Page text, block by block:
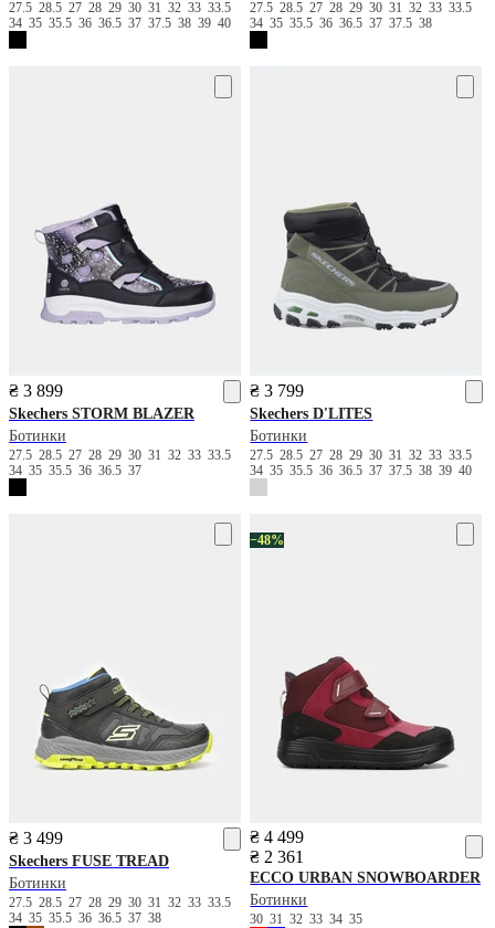
27.5 28.5 27 28 29 30 31 32 33 33.5
34 35 35.5 36 36.5 37 37.5 38 39 40
27.528.52728293031323333.5
343535.53636.53737.538
₴ 3 899
Skechers STORM BLAZER
Ботинки
27.5 28.5 27 28 29 30 31 32 33 33.5
34 35 35.5 36 36.5 37
₴ 3 799
Skechers D'LITES
Ботинки
27.528.52728293031323333.5
343535.53636.53737.5383940
₴ 3 499
Skechers FUSE TREAD
Ботинки
27.5 28.5 27 28 29 30 31 32 33 33.5
34 35 35.5 36 36.5 37 38
−48%
₴ 4 499
₴ 2 361
ECCO URBAN SNOWBOARDER
Ботинки
303132333435